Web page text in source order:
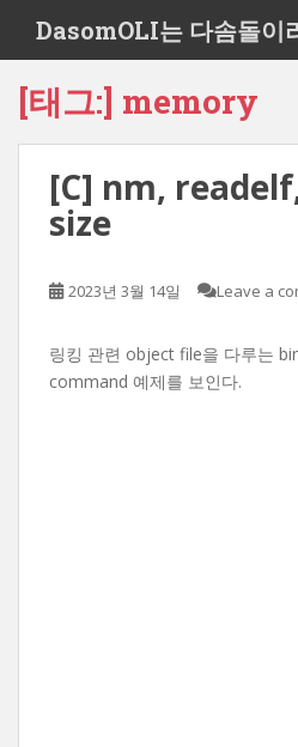
i
DasomOLI는 다솜돌이
[태그:] memory
[C] nm,
size
2023년 3월 14일 Leave a
링킹 관련 object file을 다루는
command 예제를 보인다.